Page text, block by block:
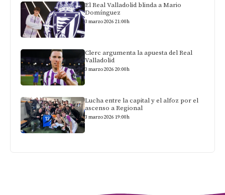
El Real Valladolid blinda a Mario
Domínguez
3 marzo 2026 21:00h
Clerc argumenta la apuesta del Real
Valladolid
3 marzo 2026 20:00h
Lucha entre la capital y el alfoz por el
ascenso a Regional
3 marzo 2026 19:00h